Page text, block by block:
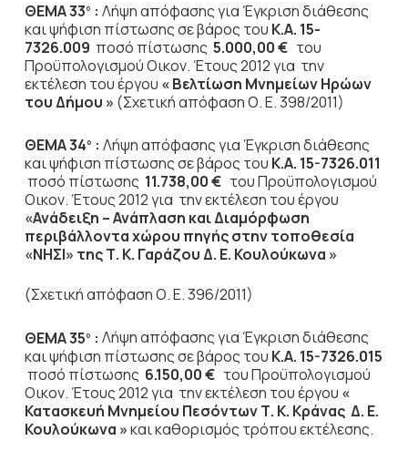
ΘΕΜΑ 33ο : Λήψη απόφασης για Έγκριση διάθεσης
και ψήφιση πίστωσης σε βάρος του Κ.Α. 15-
7326.009 ποσό πίστωσης 5.000,00 €του
Προϋπολογισμού Οικον. Έτους 2012για την
εκτέλεση του έργου « Βελτίωση Μνημείων Ηρώων
του Δήμου » (Σχετική απόφαση Ο. Ε. 398/2011)
ΘΕΜΑ 34ο : Λήψη απόφασης για Έγκριση διάθεσης
και ψήφιση πίστωσης σε βάρος του Κ.Α. 15-7326.011
ποσό πίστωσης 11.738,00 €του Προϋπολογισμού
Οικον. Έτους 2012για την εκτέλεση του έργου
«Ανάδειξη – Ανάπλαση και Διαμόρφωση
περιβάλλοντα χώρου πηγής στην τοποθεσία
«ΝΗΣΙ» της Τ. Κ. Γαράζου Δ. Ε. Κουλούκωνα »
(Σχετική απόφαση Ο. Ε. 396/2011)
ΘΕΜΑ 35ο : Λήψη απόφασης για Έγκριση διάθεσης
και ψήφιση πίστωσης σε βάρος του Κ.Α. 15-7326.015
ποσό πίστωσης 6.150,00 €του Προϋπολογισμού
Οικον. Έτους 2012για την εκτέλεση του έργου «
Κατασκευή Μνημείου Πεσόντων Τ. Κ. Κράνας Δ. Ε.
Κουλούκωνα »και καθορισμός τρόπου εκτέλεσης.